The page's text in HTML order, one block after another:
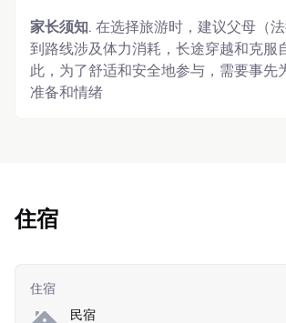
家长须知. 在选择旅游时，建议父母（
到路线涉及体力消耗，长途穿越和克服
此，为了舒适和安全地参与，需要事先
准备和情绪
住宿
住宿
民宿